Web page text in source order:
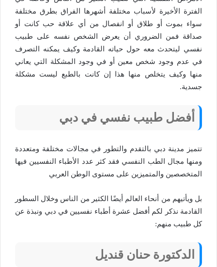
الفترة الأخيرة لأسباب مختلفة أشهرها الفراق بطرق مختلفة
سواء بموت أو طلاق أو انفصال من أي علاقة حب كانت أو
صداقة فمن الضروري أن يعرض الشخص نفسه على طبيب
نفسي ليتحدث معه حول حياته القادمة وكيف يمكنه التصرف
في عدم وجود شخص معين أو في وجود المشكلة التي يعاني
منها وكيف يتخلص منها هذا إن كانت بالطبع ليست مشكلة
جسدية.
أفضل طبيب نفسي في دبي
تتميز مدينة دبي بالتقدم والتطور في مجالات مختلفة ومتعددة
ومنها مجال الطب النفسي فقد كثر عدد الأطباء النفسيين فيها
المتخصصين والمتميزين على مستوى الوطن العربي
بل ويأتيهم من أنحاء العالم أيضًا الكثير من الناس وخلال السطور
القادمة نذكر لكم أفضل عشرة أطباء نفسيين في دبي ونبذة عن
كل طبيب منهم:
الدكتورة حنان قنديل